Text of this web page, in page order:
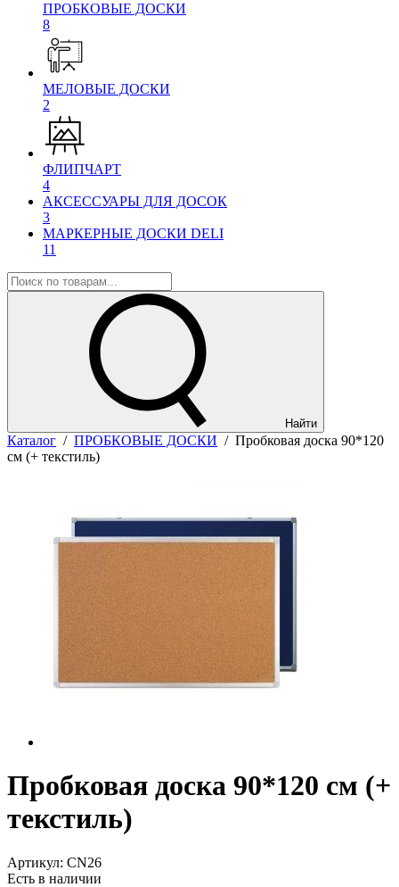
ПРОБКОВЫЕ ДОСКИ
8
МЕЛОВЫЕ ДОСКИ
2
ФЛИПЧАРТ
4
АКСЕССУАРЫ ДЛЯ ДОСОК
3
МАРКЕРНЫЕ ДОСКИ DELI
11
Найти
Каталог / ПРОБКОВЫЕ ДОСКИ / Пробковая доска 90*120
см (+ текстиль)
Пробковая доска 90*120 см (+
текстиль)
Артикул: CN26
Есть в наличии